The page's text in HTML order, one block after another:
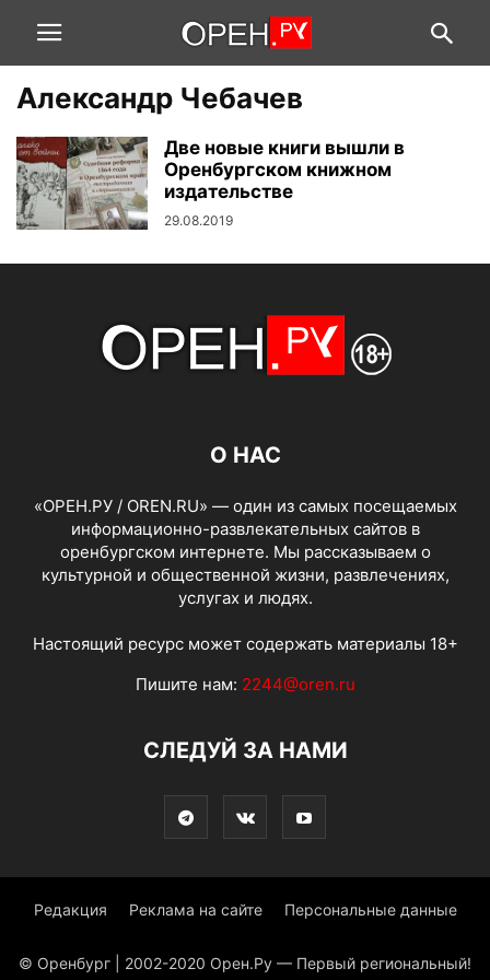
Александр Чебачев
Две новые книги вышли в
Оренбургском книжном
издательстве
29.08.2019
О НАС
«ОРЕН.РУ / OREN.RU» — один из самых посещаемых
информационно-развлекательных сайтов в
оренбургском интернете. Мы рассказываем о
культурной и общественной жизни, развлечениях,
услугах и людях.
Настоящий ресурс может содержать материалы 18+
Пишите нам: 2244@oren.ru
СЛЕДУЙ ЗА НАМИ
Редакция Реклама на сайте Персональные данные
© Оренбург | 2002-2020 Орен.Ру — Первый региональный!